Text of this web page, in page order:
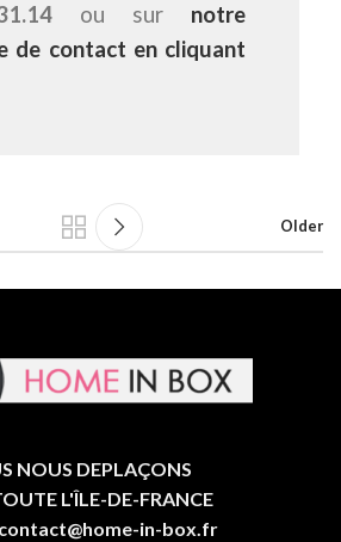
ou sur notre
de contact en cliquant
Older
NOUS DEPLAÇONS
L'ÎLE-DE-FRANCE
in-box.fr